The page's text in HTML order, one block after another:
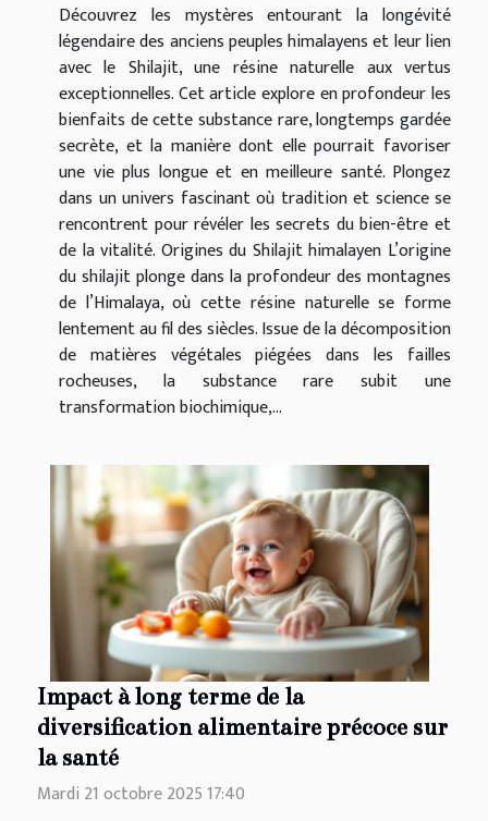
Découvrez les mystères entourant la longévité
légendaire des anciens peuples himalayens et leur lien
avec le Shilajit, une résine naturelle aux vertus
exceptionnelles. Cet article explore en profondeur les
bienfaits de cette substance rare, longtemps gardée
secrète, et la manière dont elle pourrait favoriser
une vie plus longue et en meilleure santé. Plongez
dans un univers fascinant où tradition et science se
rencontrent pour révéler les secrets du bien-être et
de la vitalité. Origines du Shilajit himalayen L’origine
du shilajit plonge dans la profondeur des montagnes
de l’Himalaya, où cette résine naturelle se forme
lentement au fil des siècles. Issue de la décomposition
de matières végétales piégées dans les failles
rocheuses, la substance rare subit une
transformation biochimique,...
Impact à long terme de la
diversification alimentaire précoce sur
la santé
Mardi 21 octobre 2025 17:40